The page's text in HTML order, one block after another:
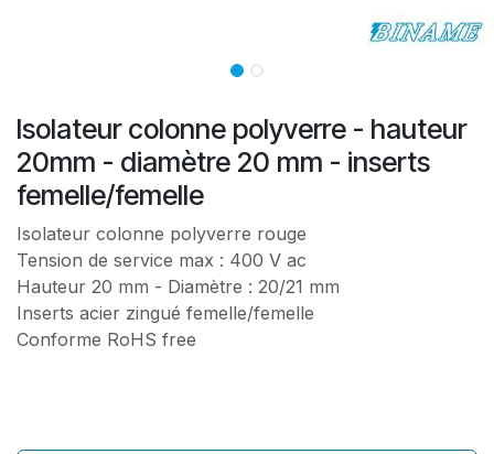
Isolateur colonne polyverre - hauteur
20mm - diamètre 20 mm - inserts
femelle/femelle
Isolateur colonne polyverre rouge
Tension de service max : 400 V ac
Hauteur 20 mm - Diamètre : 20/21 mm
Inserts acier zingué femelle/femelle
Conforme RoHS free